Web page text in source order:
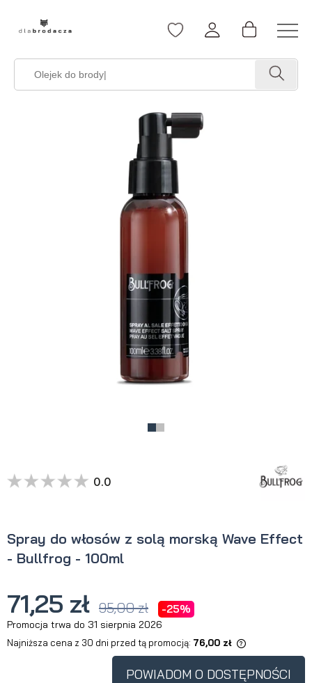
Spray do włosów z solą morską Wave Effect
- Bullfrog - 100ml
0.0
71,25 zł 95,00 zł -25%
Promocja trwa do 31 sierpnia 2026
Najniższa cena z 30 dni przed tą promocją: 76,00 zł
Jeżeli produkt jest sprzedawany
krócej niż 30 dni, wyświetlana jest
POWIADOM O DOSTĘPNOŚCI